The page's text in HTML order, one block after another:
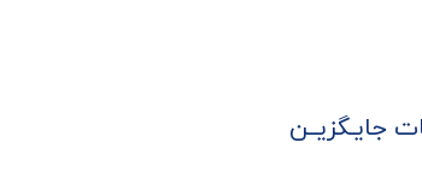
جایـگزیــن